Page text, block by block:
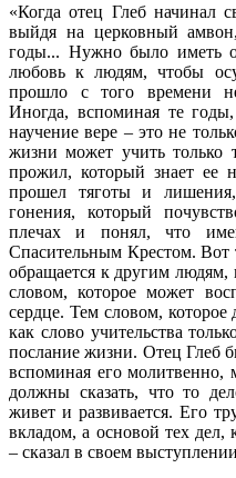
«Когда отец Глеб начинал
выйдя на церковный
годы... Нужно было иметь
любовь к людям, чтобы
прошло с того времени
Иногда, вспоминая те
научение вере – это не
жизни может учить только
прожил, который знает ее
прошел тяготы и
гонения, который
плечах и понял, что
Спасительным Крестом. Вот
обращается к другим людям,
словом, которое может
сердце. Тем словом,
как слово учительства
послание жизни. Отец Глеб
вспоминая его молитвенно,
должны сказать, что то
живет и развивается. Его
вкладом, а основой тех дел,
– сказал в своем